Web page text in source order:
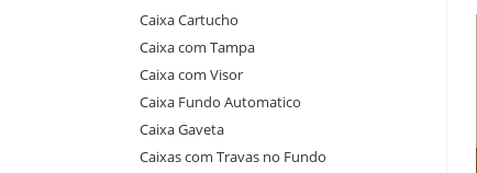
Caixa Cartucho
Caixa com Tampa
Caixa com Visor
Caixa Fundo Automatico
Caixa Gaveta
Caixas com Travas no Fundo